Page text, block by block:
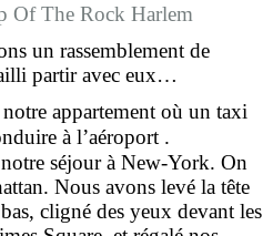
Of The Rock Harlem
un rassemblement de
partir avec eux…
appartement où un taxi
à l’aéroport .
séjour à New-York. On
Nous avons levé la tête
cligné des yeux devant les